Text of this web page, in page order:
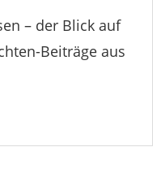
– der Blick auf
Beiträge aus